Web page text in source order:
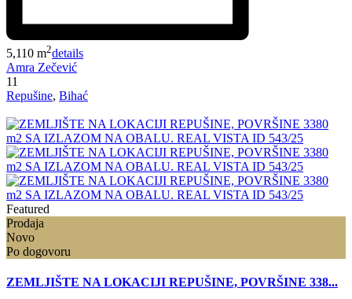
5,110 m2details
Amra Zečević
11
Repušine, Bihać
Featured
Prodaja
Novo
Po dogovoru
ZEMLJIŠTE NA LOKACIJI REPUŠINE, POVRŠINE 338...